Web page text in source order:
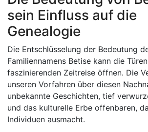
sein Einfluss auf die
Genealogie
Die Entschlüsselung der Bedeutung
Familiennamens Betise kann die
faszinierenden Zeitreise öffnen. Die
unseren Vorfahren über diesen
unbekannte Geschichten, tief
und das kulturelle Erbe offenbaren,
Individuen ausmacht.